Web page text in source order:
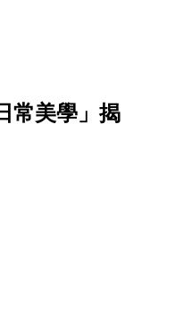
常美學」揭